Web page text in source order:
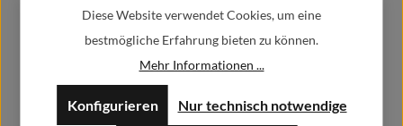
Namenspatch Namensschild personalisiert Katastrophenschutz
Regulärer Preis:
Ab9,90 €
Diese Website verwendet Cookies, um eine
bestmögliche Erfahrung bieten zu können.
Mehr Informationen ...
Nur technisch notwendige
Konfigurieren